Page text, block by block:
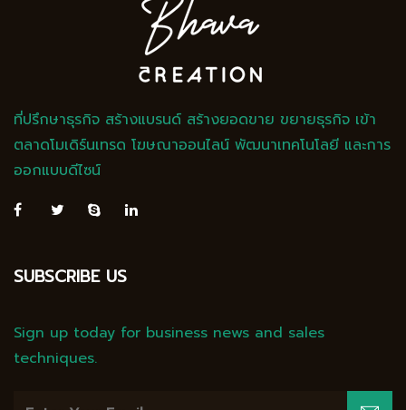
ที่ปรึกษาธุรกิจ สร้างแบรนด์ สร้างยอดขาย ขยายธุรกิจ เข้า
ตลาดโมเดิร์นเทรด โฆษณาออนไลน์ พัฒนาเทคโนโลยี และการ
ออกแบบดีไซน์
SUBSCRIBE US
Sign up today for business news and sales
techniques.